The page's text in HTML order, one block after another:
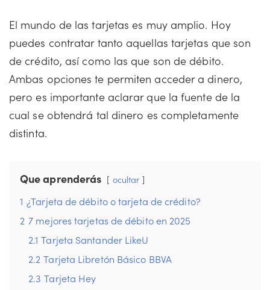
El mundo de las tarjetas es muy amplio. Hoy
puedes contratar tanto aquellas tarjetas que son
de crédito, así como las que son de débito.
Ambas opciones te permiten acceder a dinero,
pero es importante aclarar que la fuente de la
cual se obtendrá tal dinero es completamente
distinta.
Que aprenderás ocultar
1 ¿Tarjeta de débito o tarjeta de crédito?
2 7 mejores tarjetas de débito en 2025
2.1 Tarjeta Santander LikeU
2.2 Tarjeta Libretón Básico BBVA
2.3 Tarjeta Hey